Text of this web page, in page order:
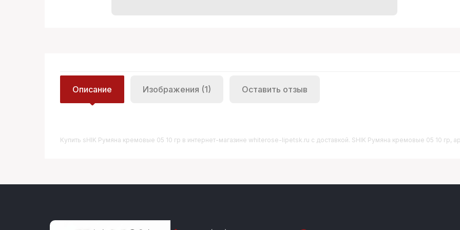
Описание Изображения (1) Оставить отзыв
Купить SHIK Румяна кремовые 05 10 гр в интернет-магазине whiterose-lipetsk.ru с доставкой. SHIK Румяна кремовые 05 10 гр,